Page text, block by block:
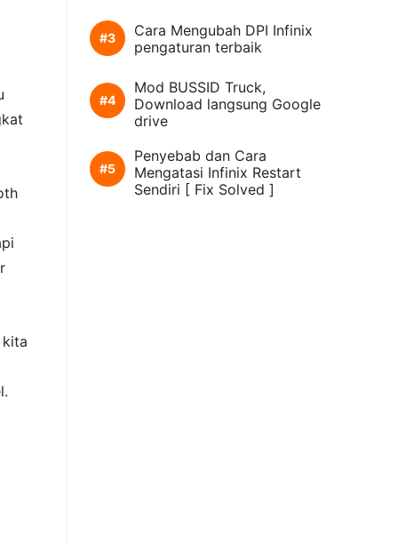
Cara Mengubah DPI Infinix
pengaturan terbaik
Mod BUSSID Truck,
Download langsung Google
drive
Penyebab dan Cara
Mengatasi Infinix Restart
Sendiri [ Fix Solved ]